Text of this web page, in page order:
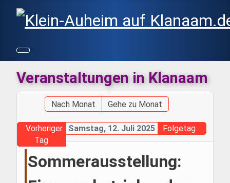
Veranstaltungen in Klanaam
Nach Monat Gehe zu Monat
Vorheriger
Tag
Samstag, 12. Juli 2025 Folgetag
Sommerausstellung: